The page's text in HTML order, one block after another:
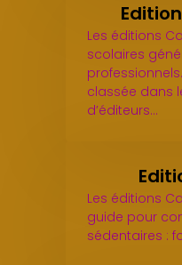
Les éditions
scolaires
classée dans
d’éditeurs…
Les éditions
guide pour
sédentaires :